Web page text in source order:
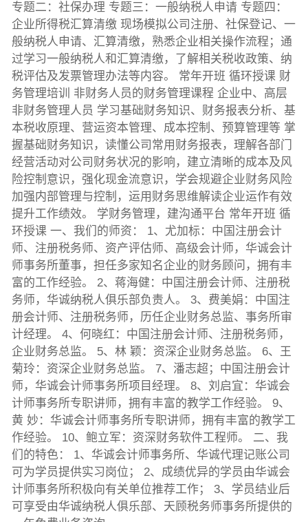
专题二：社保办理 专题三：一般纳税人申请 专题四：
企业所得税汇算清缴 现场模拟公司注册、社保登记、一
般纳税人申请、汇算清缴，熟悉企业相关操作流程；通
过学习一般纳税人和汇算清缴，了解相关税收政策、纳
税评估及发票管理办法等内容。 常年开班 循环授课 财
务管理培训 非财务人员的财务管理课程 企业中、高层
非财务管理人员 学习基础财务知识、财务报表分析、基
本税收原理、营运资本管理、成本控制、预算管理等 掌
握基础财务知识，读懂公司常用财务报表，理解各部门
经营活动对公司财务状况的影响，建立清晰的成本及风
险控制意识，强化现金流意识，学会规避企业财务风险
加强内部管理与控制，运用财务思维解读企业运作有效
提升工作绩效。 学财务管理，建沟通平台 常年开班 循
环授课 一、我们的师资： 1、尤加标：中国注册会计
师、注册税务师、资产评估师、高级会计师，华诚会计
师事务所董事，担任多家知名企业的财务顾问，拥有丰
富的工作经验。 2、蒋海健：中国注册会计师、注册税
务师，华诚纳税人俱乐部负责人。 3、费美娟：中国注
册会计师、注册税务师，历任企业财务总监、事务所审
计经理。 4、何晓红：中国注册会计师、注册税务师，
企业财务总监。 5、林 颖：资深企业财务总监。 6、王
菊玲：资深企业财务总监。 7、潘志超；中国注册会计
师，华诚会计师事务所项目经理。 8、刘启宜：华诚会
计师事务所专职讲师，拥有丰富的教学工作经验。 9、
黄 妙：华诚会计师事务所专职讲师，拥有丰富的教学工
作经验。 10、鲍立军：资深财务软件工程师。 二、我
们的特色： 1、华诚会计师事务所、华诚代理记账公司
可为学员提供实习岗位； 2、成绩优异的学员由华诚会
计师事务所积极向有关单位推荐工作； 3、学员结业后
可享受由华诚纳税人俱乐部、天顾税务师事务所提供的